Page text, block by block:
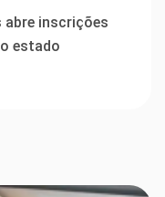
abre inscrições
estado